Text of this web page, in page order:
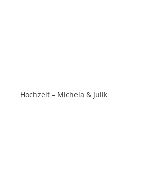
Hochzeit – Michela & Julik